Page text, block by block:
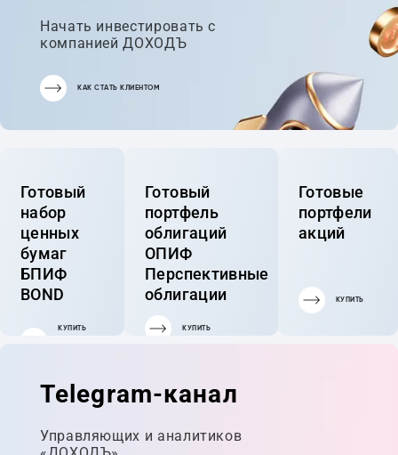
Начать инвестировать с
компанией ДОХОДЪ
КАК СТАТЬ КЛИЕНТОМ
Готовый
набор
ценных
бумаг
БПИФ
BOND
КУПИТЬ
Готовый
портфель
облигаций
ОПИФ
Перспективные
облигации
КУПИТЬ
Готовые
портфели
акций
КУПИТЬ
Telegram-канал
Управляющих и аналитиков